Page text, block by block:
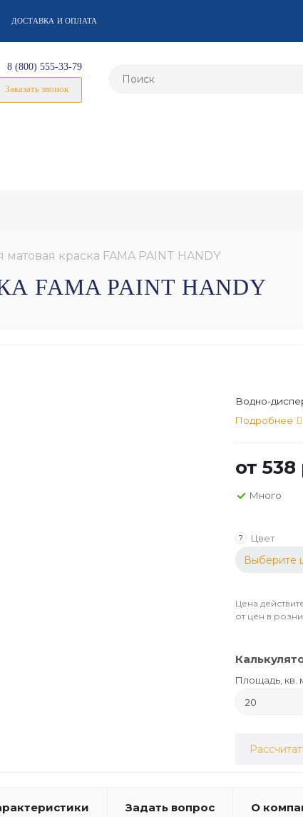
ДОСТАВКА И ОПЛАТА
8 (800) 555-33-79
Заказать звонок
краска FAMA PAINT HANDY
PAINT HANDY
Водно-
Подробнее
от 538
Много
? Цвет
Выберите
Цена
от цен в
Площадь, кв.
Задать вопрос О